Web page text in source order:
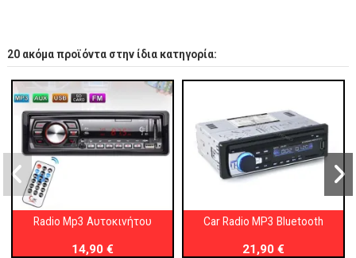
20 ακόμα προϊόντα στην ίδια κατηγορία:
Radio Mp3 Αυτοκινήτου
14,90 €
Car Radio MP3 Bluetooth
21,90 €